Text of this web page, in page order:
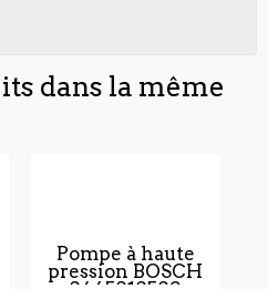
dans la même
Pompe à haute
pression BOSCH